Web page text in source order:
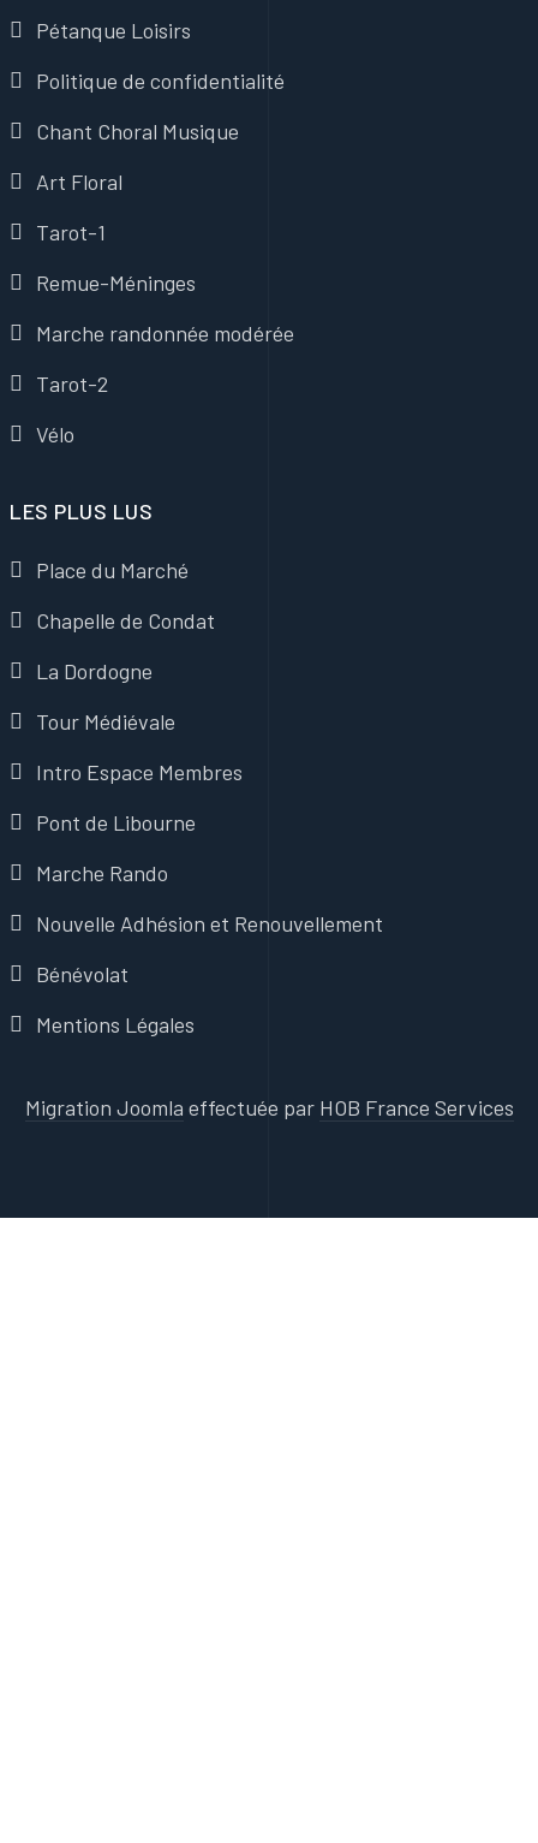
Pétanque Loisirs
Politique de confidentialité
Chant Choral Musique
Art Floral
Tarot-1
Remue-Méninges
Marche randonnée modérée
Tarot-2
Vélo
LES PLUS LUS
Place du Marché
Chapelle de Condat
La Dordogne
Tour Médiévale
Intro Espace Membres
Pont de Libourne
Marche Rando
Nouvelle Adhésion et Renouvellement
Bénévolat
Mentions Légales
Migration Joomla effectuée par HOB France Services